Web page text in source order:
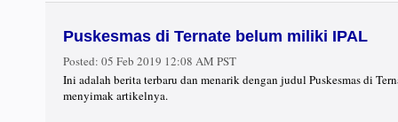
Puskesmas di Ternate belum miliki IPAL
Posted: 05 Feb 2019 12:08 AM PST
Ini adalah berita terbaru dan menarik dengan judul Puskesmas di
menyimak artikelnya.